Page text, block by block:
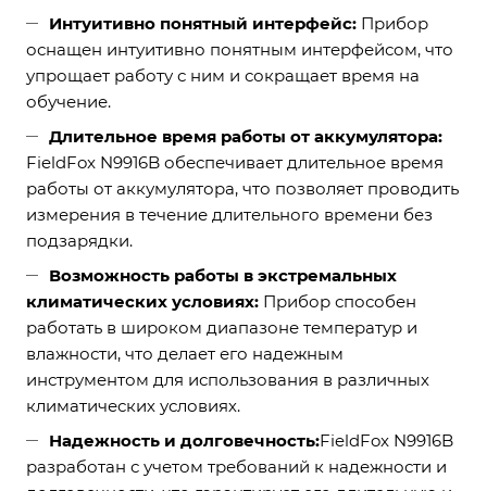
Интуитивно понятный интерфейс: Прибор
оснащен интуитивно понятным интерфейсом, что
упрощает работу с ним и сокращает время на
обучение.
Длительное время работы от аккумулятора:
FieldFox N9916B обеспечивает длительное время
работы от аккумулятора, что позволяет проводить
измерения в течение длительного времени без
подзарядки.
Возможность работы в экстремальных
климатических условиях: Прибор способен
работать в широком диапазоне температур и
влажности, что делает его надежным
инструментом для использования в различных
климатических условиях.
Надежность и долговечность:FieldFox N9916B
разработан с учетом требований к надежности и